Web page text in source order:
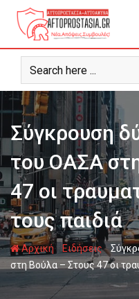
Ψάχνω
για...
Σύγκρουση
του ΟΑΣΑ
47 οι
τους παιδιά
Αρχική-Ειδήσεις-
στη Βούλα – Στους 47 οι